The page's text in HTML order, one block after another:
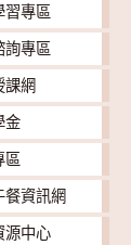
習專區
詢專區
課網
金
區
餐資訊網
源中心